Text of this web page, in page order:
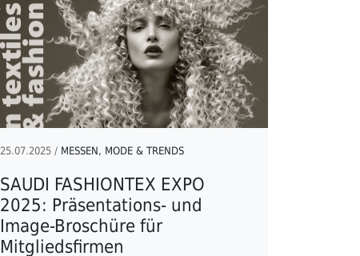
25.07.2025 / MESSEN, MODE & TRENDS
SAUDI FASHIONTEX EXPO
2025: Präsentations- und
Image-Broschüre für
Mitgliedsfirmen